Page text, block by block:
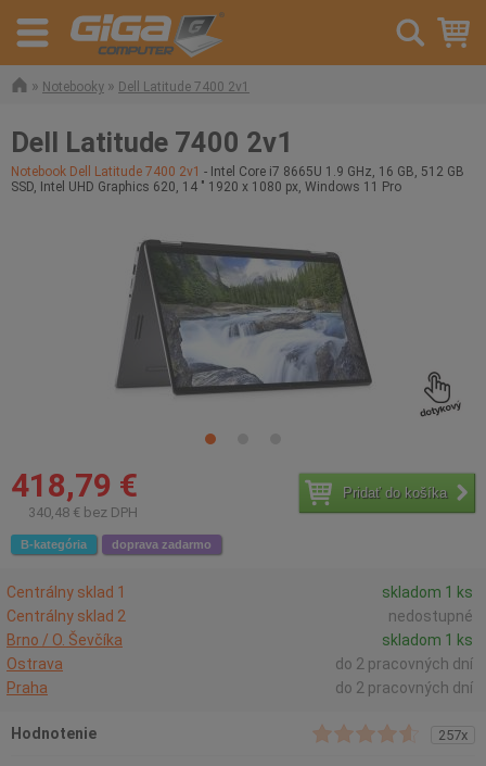
» Notebooky » Dell Latitude 7400 2v1
Dell Latitude 7400 2v1
Notebook Dell Latitude 7400 2v1 - Intel Core i7 8665U 1.9 GHz, 16 GB, 512 GB
SSD, Intel UHD Graphics 620, 14 " 1920 x 1080 px, Windows 11 Pro
418,79 €
340,48 € bez DPH
Pridať do košíka
B-kategória doprava zadarmo
Centrálny sklad 1
skladom 1 ks
Centrálny sklad 2
nedostupné
Brno / O. Ševčíka
skladom 1 ks
Ostrava
do 2 pracovných dní
Praha
do 2 pracovných dní
Hodnotenie 257x